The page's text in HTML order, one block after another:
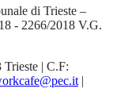
di Trieste –
- 2266/2018 V.G.
| C.F:
|